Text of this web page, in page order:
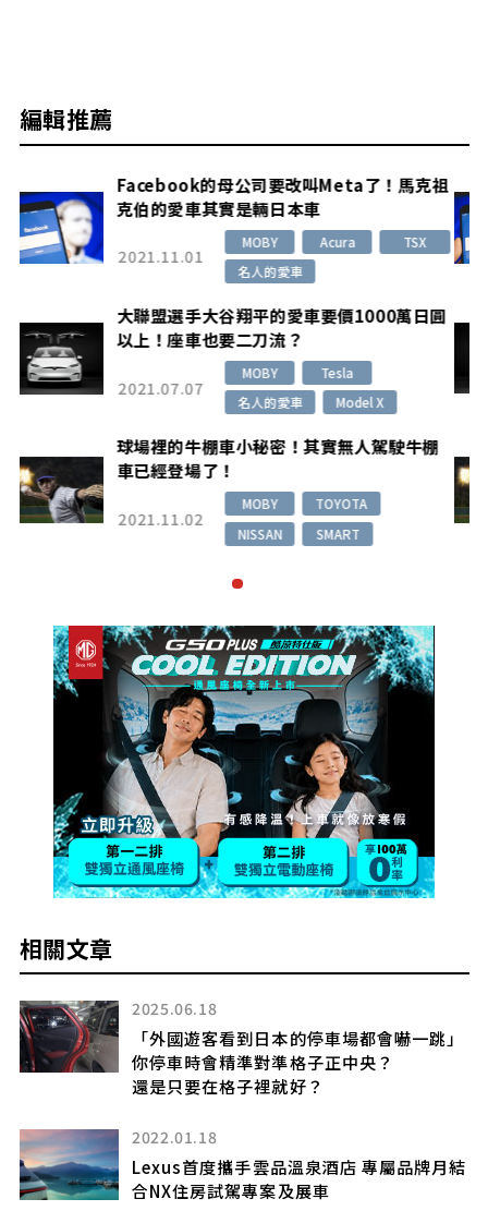
編輯推薦
Facebook的母公司要改叫Meta了！馬克祖
克伯的愛車其實是輛日本車
2021.11.01
MOBY Acura
TSX
名人的愛車
大聯盟選手大谷翔平的愛車要價1000萬日圓
以上！座車也要二刀流？
2021.07.07
MOBY
Tesla
名人的愛車
Model X
球場裡的牛棚車小秘密！其實無人駕駛牛棚
車已經登場了！
2021.11.02
MOBY
TOYOTA
NISSAN
SMART
相關文章
2025.06.28
Toyota全球首度公開「超猛賽車」！
搭載液態氫動力的「GR LH2 Racing
Concept」實現技術革新！
2026.01.09
豐田“2000GT Open”回歸了！ ？這款“真
正的車型”擁有“五位數車身”和“2.0升直列